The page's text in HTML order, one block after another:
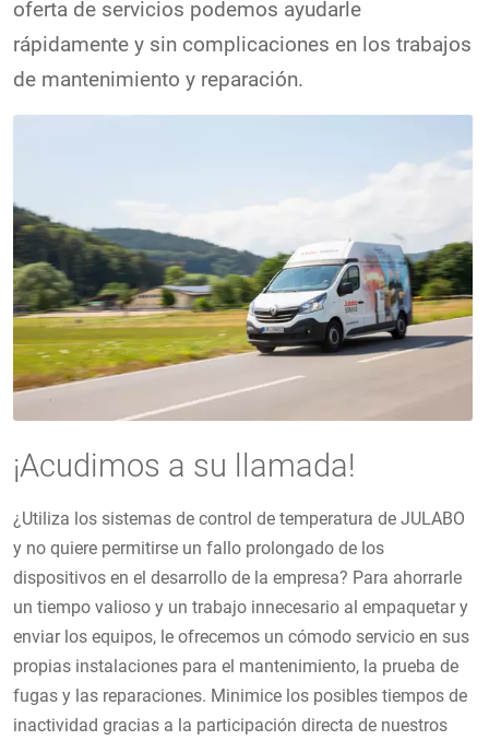
oferta de servicios podemos ayudarle
rápidamente y sin complicaciones en los trabajos
de mantenimiento y reparación.
¡Acudimos a su llamada!
¿Utiliza los sistemas de control de temperatura de JULABO
y no quiere permitirse un fallo prolongado de los
dispositivos en el desarrollo de la empresa? Para ahorrarle
un tiempo valioso y un trabajo innecesario al empaquetar y
enviar los equipos, le ofrecemos un cómodo servicio en sus
propias instalaciones para el mantenimiento, la prueba de
fugas y las reparaciones. Minimice los posibles tiempos de
inactividad gracias a la participación directa de nuestros